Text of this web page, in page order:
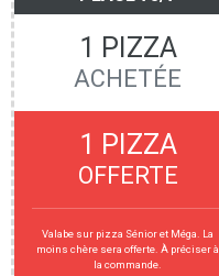
1 PIZZA
ACHETÉE
1 PIZZA
OFFERTE
Valabe sur pizza Sénior et Méga. La
moins chère sera offerte. À préciser à
la commande.